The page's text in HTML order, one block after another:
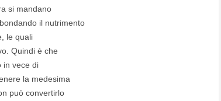
si mandano
il nutrimento
le quali
Quindi è che
in vece di
la medesima
può convertirlo